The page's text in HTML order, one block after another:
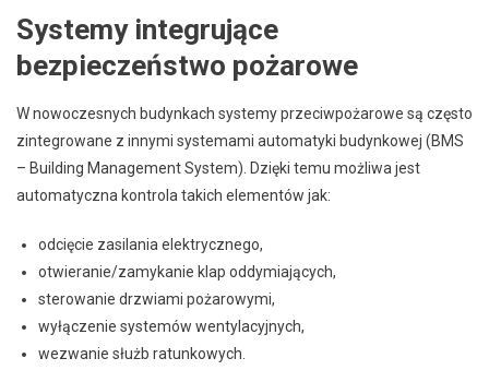
Systemy integrujące
bezpieczeństwo pożarowe
W nowoczesnych budynkach systemy przeciwpożarowe są często
zintegrowane z innymi systemami automatyki budynkowej (BMS
– Building Management System). Dzięki temu możliwa jest
automatyczna kontrola takich elementów jak:
odcięcie zasilania elektrycznego,
otwieranie/zamykanie klap oddymiających,
sterowanie drzwiami pożarowymi,
wyłączenie systemów wentylacyjnych,
wezwanie służb ratunkowych.